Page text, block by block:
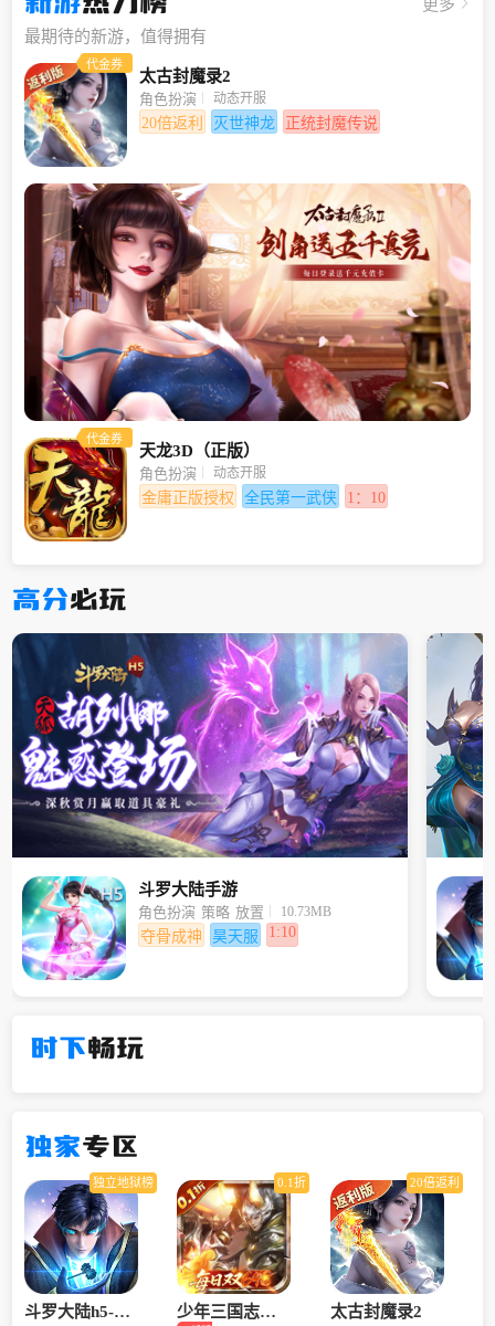
更多
最期待的新游，值得拥有
代金券
太古封魔录2
角色扮演 动态开服
20倍返利 灭世神龙 正统封魔传说
代金券
天龙3D（正版）
角色扮演 动态开服
金庸正版授权 全民第一武侠 1：10
高分必玩
斗罗大陆手游
角色扮演 策略 放置 10.73MB
夺骨成神 昊天服 1:10
时下畅玩
独家专区
独立地狱榜
斗罗大陆h5-龙
0.1折
少年三国志：
20倍返利
太古封魔录2